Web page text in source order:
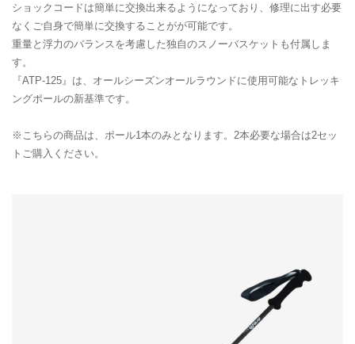
ショックコードは簡単に交換出来るようになっており、修理に出す必要
なくご自身で簡単に交換することがが可能です。
重量と浮力のバランスを考慮した独自のスノーバスケットも付属しま
す。
『ATP-125』は、オールシーズンオールラウンドに使用可能なトレッキ
ングポールの新基準です。
※こちらの商品は、ポール1本のみとなります。2本必要な場合は2セッ
トご購入ください。